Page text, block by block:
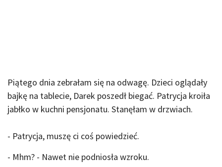
Piątego dnia zebrałam się na odwagę. Dzieci oglądały
bajkę na tablecie, Darek poszedł biegać. Patrycja kroiła
jabłko w kuchni pensjonatu. Stanęłam w drzwiach.
- Patrycja, muszę ci coś powiedzieć.
- Mhm? - Nawet nie podniosła wzroku.